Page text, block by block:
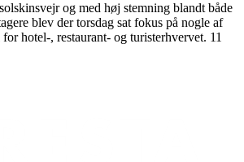
og med høj stemning blandt både
blev der torsdag sat fokus på nogle af
hotel-, restaurant- og turisterhvervet. 11